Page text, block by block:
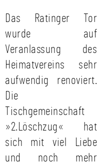
Das Ratinger Tor
wurde auf
Veranlassung des
Heimatvereins sehr
aufwendig renoviert.
Die
Tischgemeinschaft
»2.Löschzug« hat
sich mit viel Liebe
und noch mehr